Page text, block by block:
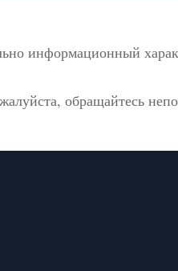
информационный
обращайтесь